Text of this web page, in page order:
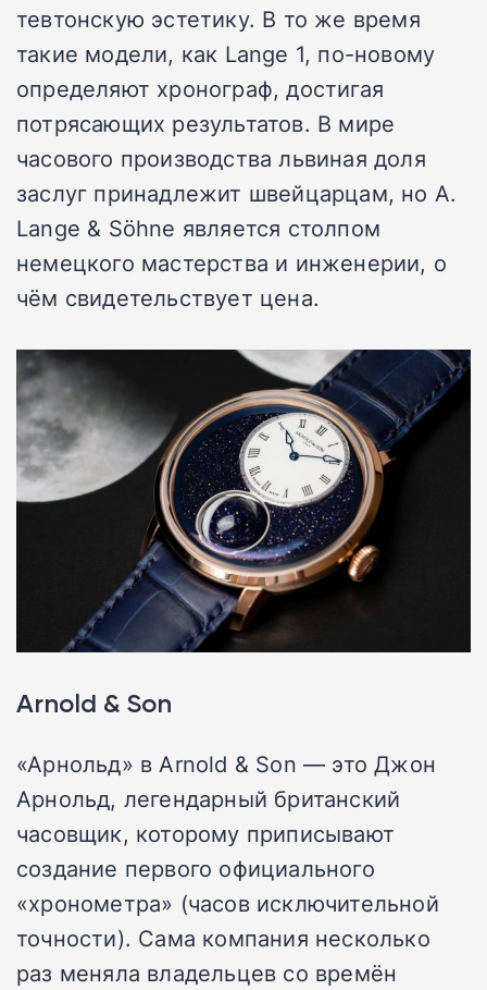
тевтонскую эстетику. В то же время
такие модели, как Lange 1, по-новому
определяют хронограф, достигая
потрясающих результатов. В мире
часового производства львиная доля
заслуг принадлежит швейцарцам, но A.
Lange & Söhne является столпом
немецкого мастерства и инженерии, о
чём свидетельствует цена.
Arnold & Son
«Арнольд» в Arnold & Son — это Джон
Арнольд, легендарный британский
часовщик, которому приписывают
создание первого официального
«хронометра» (часов исключительной
точности). Сама компания несколько
раз меняла владельцев со времён